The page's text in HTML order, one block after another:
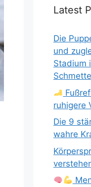
Latest
Die
und
Stadium
ruhigere
Die 9
wahre